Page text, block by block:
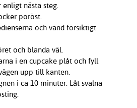
enligt nästa steg.
poröst.
och vänd försiktigt
och blanda väl.
i en cupcake plåt och fyll
upp till kanten.
i ca 10 minuter. Låt svalna